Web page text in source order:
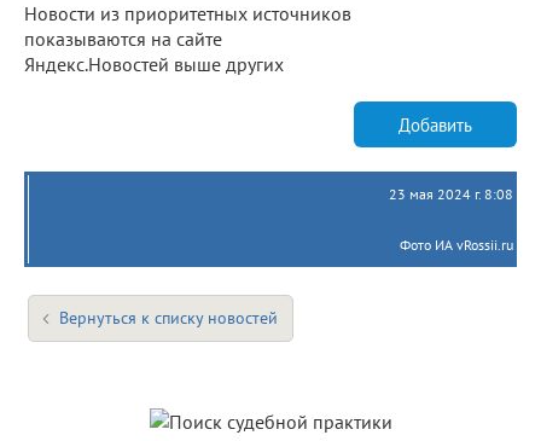
Новости из приоритетных источников
показываются на сайте
Яндекс.Новостей выше других
Добавить
23 мая 2024 г. 8:08
Фото ИА vRossii.ru
Вернуться к списку новостей